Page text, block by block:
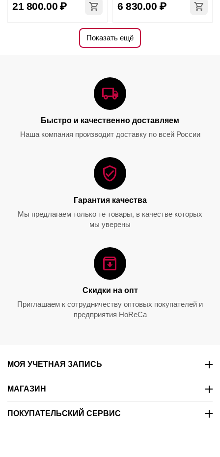
21 800.00 ₽ 6 830.00 ₽
Декантер O Single, 980 мл,
1414/13, Riedel
0.0
Декантер Cornetto Single,
1200 мл, 1977/13, Riedel
7 350.00₽
Набор O Wine Tumbler +
Gift Value Pack Cabernet /
Merlot, 5 предметов,
9 152.00₽
Показать ещё
Быстро и качественно доставляем
Наша компания производит доставку по всей России
Гарантия качества
Мы предлагаем только те товары, в качестве которых
мы уверены
Скидки на опт
Приглашаем к сотрудничеству оптовых покупателей и
предприятия HoReCa
МОЯ УЧЕТНАЯ ЗАПИСЬ
МАГАЗИН
ПОКУПАТЕЛЬСКИЙ СЕРВИС